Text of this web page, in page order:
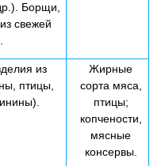
Борщи,
свежей
из
птицы,
Жирные
сорта мяса,
птицы;
копчености,
мясные
консервы.